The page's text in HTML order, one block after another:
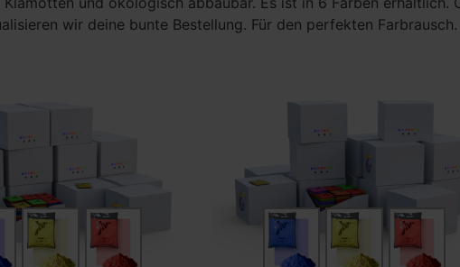
wir deine bunte Bestellung. Für den perfekten